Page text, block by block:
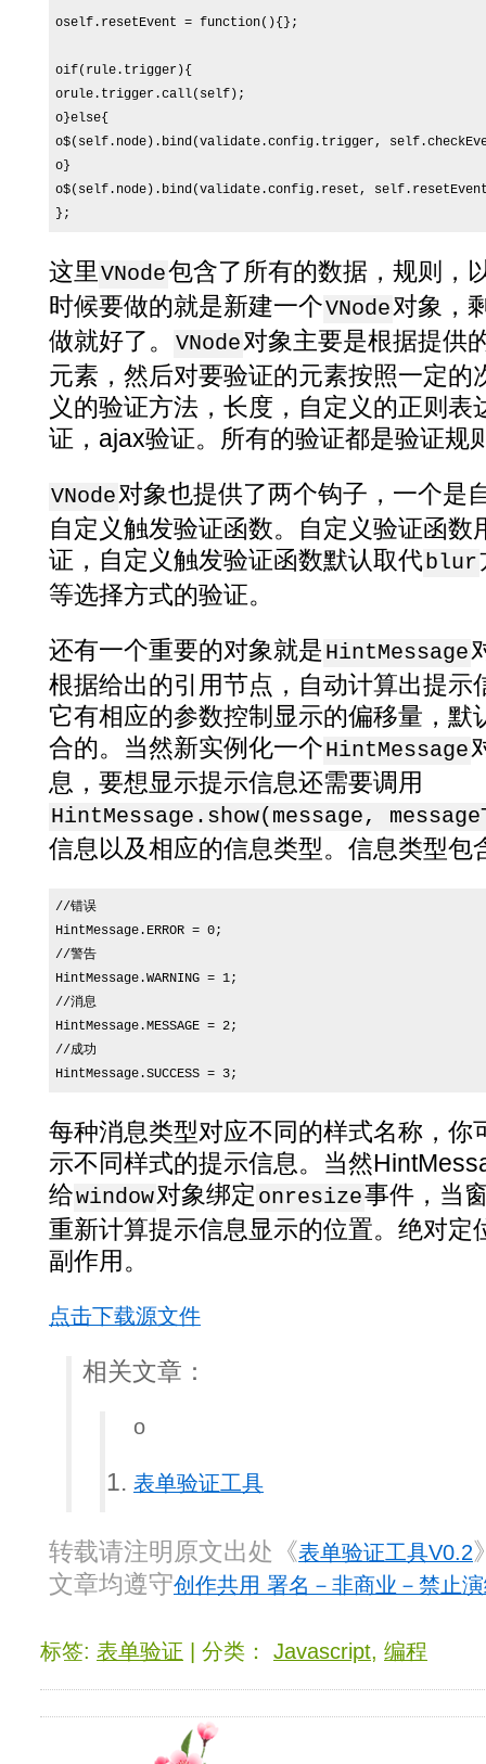
oself.resetEvent = function(){};
oif(rule.trigger){
orule.trigger.call(self);
o}else{
o$(self.node).bind(validate.config.trigger,
o}
o$(self.node).bind(validate.config.reset,
这里 VNode包含了所有的数据，规则，
时候要做的就是新建一个VNode对象，
做就好了。
VNode对象主要是根据提供
元素，然后对要验证的元素按照一定的
义的验证方法，长度，自定义的正则
证，ajax验证。所有的验证都是验证规
VNode对象也提供了两个钩子，一个是
自定义触发验证函数。自定义验证函数
证，自定义触发验证函数默认取代blur
等选择方式的验证。
还有一个重要的对象就是 HintMessage
根据给出的引用节点，自动计算出提示
它有相应的参数控制显示的偏移量，默
合的。当然新实例化一个HintMessage
息，要想显示提示信息还需要调用
HintMessage.show(message,
信息以及相应的信息类型。信息类型包
//错误
HintMessage.ERROR = 0;
//警告
HintMessage.WARNING = 1;
//消息
HintMessage.MESSAGE = 2;
//成功
每种消息类型对应不同的样式名称，你
示不同样式的提示信息。当然
给window对象绑定 onresize事件，当
重新计算提示信息显示的位置。绝对定
副作用。
点击下载源文件
相关文章：
o
表单验证工具
转载请注明原文出处《表单验证工具V0.2
文章均遵守创作共用 署名－非商业－禁止
标签: 表单验证 | 分类： Javascript, 编程